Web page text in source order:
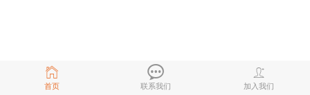
首页 联系我们 加入我们